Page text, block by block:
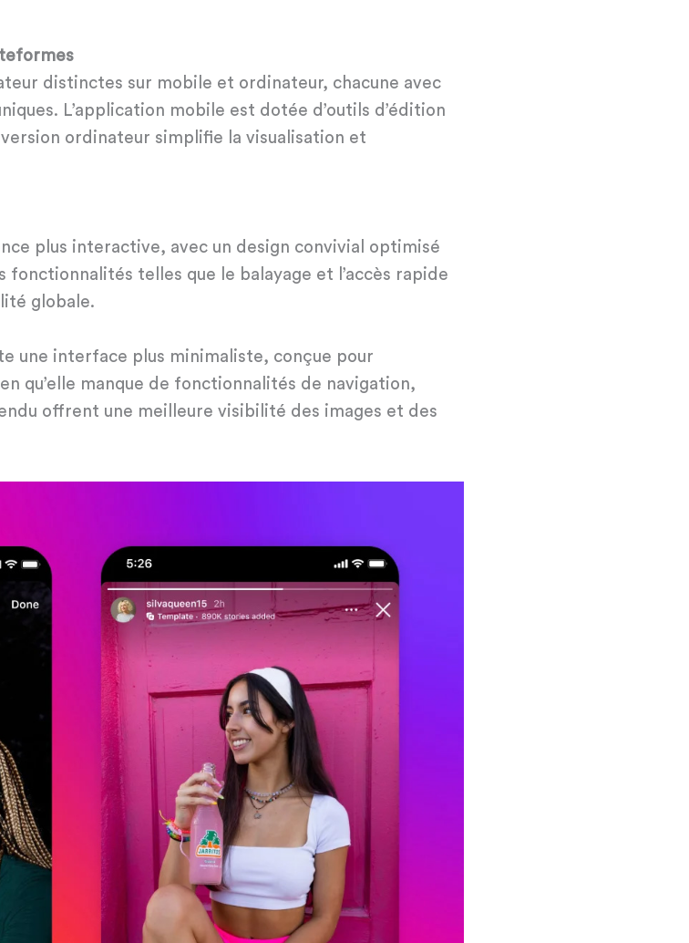
distinctes sur mobile et ordinateur, chacune avec
L’application mobile est dotée d’outils d’édition
ordinateur simplifie la visualisation et
plus interactive, avec un design convivial optimisé
telles que le balayage et l’accès rapide
globale.
une interface plus minimaliste, conçue pour
qu’elle manque de fonctionnalités de navigation,
offrent une meilleure visibilité des images et des